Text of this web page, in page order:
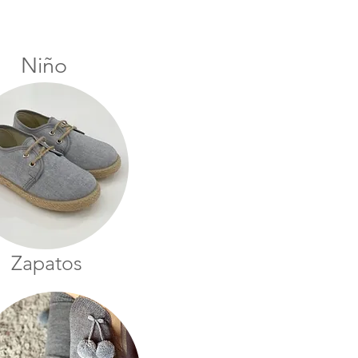
Niño
Zapatos